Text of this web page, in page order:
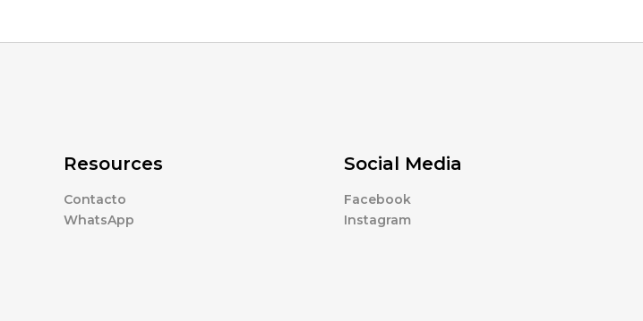
Resources
Contacto
WhatsApp
Social Media
Facebook
Instagram